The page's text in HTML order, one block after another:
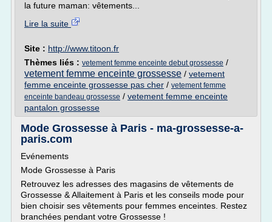
la future maman: vêtements...
Lire la suite
Site : http://www.titoon.fr
Thèmes liés : vetement femme enceinte debut grossesse /
vetement femme enceinte grossesse / vetement
femme enceinte grossesse pas cher / vetement femme
enceinte bandeau grossesse / vetement femme enceinte
pantalon grossesse
Mode Grossesse à Paris - ma-grossesse-a-
paris.com
Evénements
Mode Grossesse à Paris
Retrouvez les adresses des magasins de vêtements de
Grossesse & Allaitement à Paris et les conseils mode pour
bien choisir ses vêtements pour femmes enceintes. Restez
branchées pendant votre Grossesse !